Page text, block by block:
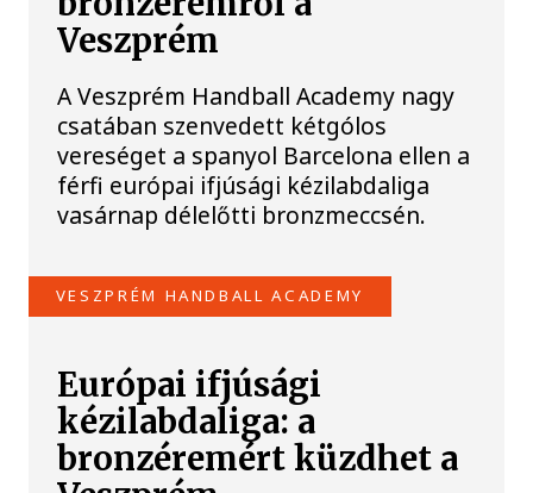
Veszprém
A Veszprém Handball Academy nagy
csatában szenvedett kétgólos
vereséget a spanyol Barcelona ellen a
férfi európai ifjúsági kézilabdaliga
vasárnap délelőtti bronzmeccsén.
VESZPRÉM HANDBALL ACADEMY
Európai ifjúsági
kézilabdaliga: a
bronzéremért küzdhet a